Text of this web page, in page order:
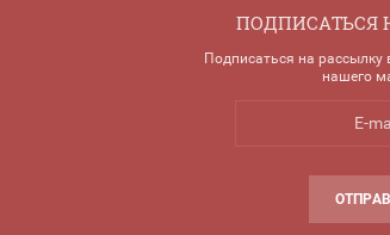
ПОДПИСАТЬСЯ
Подписаться на
нашего